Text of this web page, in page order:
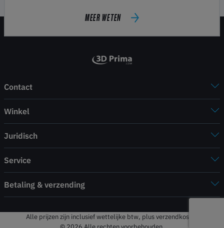
MEER WETEN
Contact
Winkel
Juridisch
Service
Betaling & verzending
Alle prijzen zijn inclusief wettelijke btw, plus verzendkosten